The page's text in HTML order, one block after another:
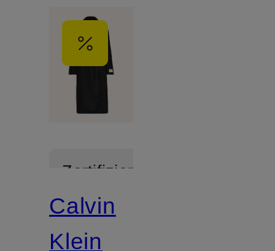
Zertifiziert
Calvin
Klein